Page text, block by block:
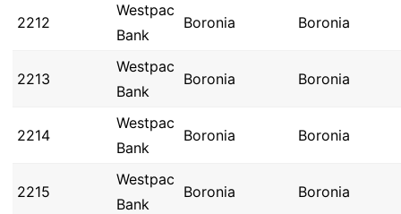
2212
Westpac
Bank
Boronia Boronia
2213
Westpac
Bank
Boronia Boronia
2214
Westpac
Bank
Boronia Boronia
2215
Westpac
Bank
Boronia Boronia